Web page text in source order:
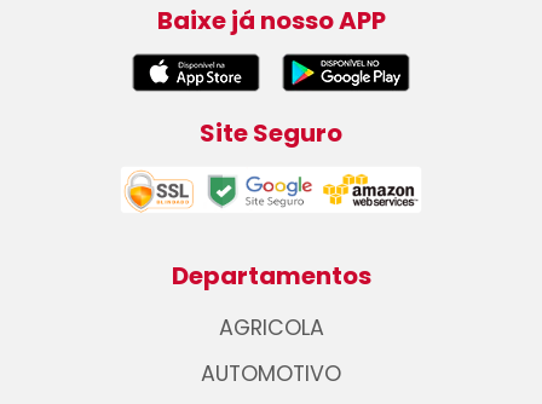
Baixe já nosso APP
Site Seguro
Departamentos
AGRICOLA
AUTOMOTIVO